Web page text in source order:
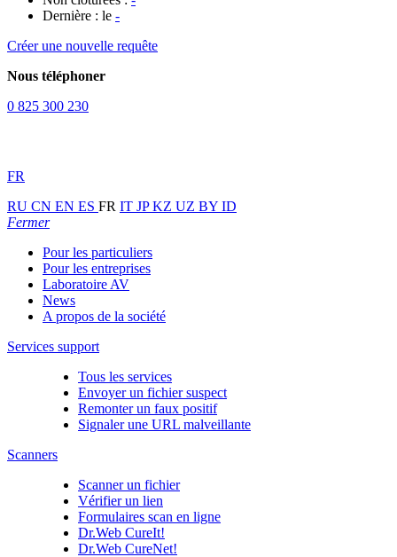
Dernière : le -
Créer une nouvelle requête
Nous téléphoner
0 825 300 230
FR
RU CN EN ES FR IT JPKZ UZ BY ID
Fermer
Pour les particuliers
Pour les entreprises
Laboratoire AV
News
A propos de la société
Services support
Tous les services
Envoyer un fichier suspect
Remonter un faux positif
Signaler une URL malveillante
Scanners
Scanner un fichier
Vérifier un lien
Formulaires scan en ligne
Dr.Web CureIt!
Dr.Web CureNet!